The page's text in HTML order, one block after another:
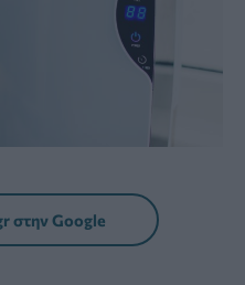
στην Google